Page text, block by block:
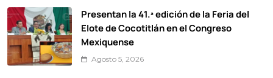
Presentan la 41.ª edición de la Feria del
Elote de Cocotitlán en el Congreso
Mexiquense
Agosto 5, 2026